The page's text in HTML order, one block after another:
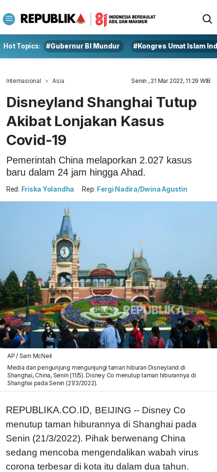
Hot Topics: #Gubernur BI Mundur #Kongres Umat Islam
Internasional Asia Senin , 21 Mar 2022, 11:29 WIB
Disneyland Shanghai Tutup
Akibat Lonjakan Kasus
Covid-19
Pemerintah China melaporkan 2.027 kasus
baru dalam 24 jam hingga Ahad.
Red: Friska Yolandha Rep: Fergi Nadira/Dwina Agustin
AP / Sam McNeil
Media dan pengunjung mengunjungi taman hiburan Disneyland di
Shanghai, China, Senin (11/5). Disney Co menutup taman hiburannya di
Shanghai pada Senin (21/3/2022).
REPUBLIKA.CO.ID, BEIJING -- Disney Co
menutup taman hiburannya di Shanghai pada
Senin (21/3/2022). Pihak berwenang China
sedang mencoba mengendalikan wabah virus
corona terbesar di kota itu dalam dua tahun.